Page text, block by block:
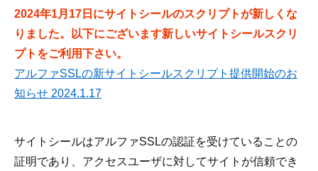
2024年1月17日にサイトシールのスクリプトが新しくな
りました。以下にございます新しいサイトシールスクリ
プトをご利用下さい。
アルファSSLの新サイトシールスクリプト提供開始のお
知らせ 2024.1.17
サイトシールはアルファSSLの認証を受けていることの
証明であり、アクセスユーザに対してサイトが信頼でき